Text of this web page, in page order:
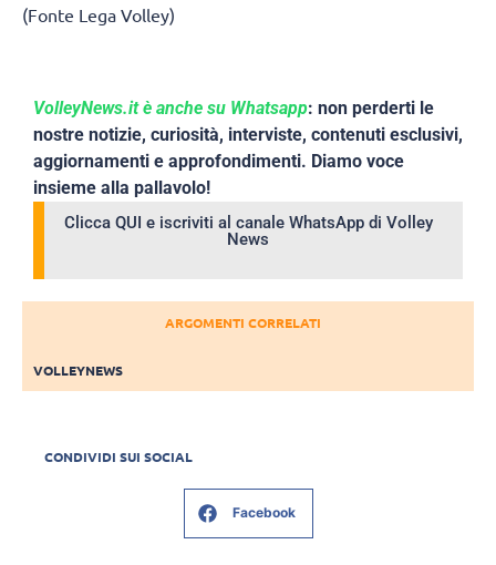
(Fonte Lega Volley)
VolleyNews.it è anche su Whatsapp: non perderti le
nostre notizie, curiosità, interviste, contenuti esclusivi,
aggiornamenti e approfondimenti. Diamo voce
insieme alla pallavolo!
Clicca QUI e iscriviti al canale WhatsApp di Volley
News
ARGOMENTI CORRELATI
VOLLEYNEWS
CONDIVIDI SUI SOCIAL
Facebook